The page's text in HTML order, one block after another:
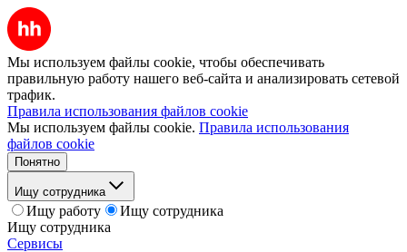
Мы используем файлы cookie, чтобы обеспечивать
правильную работу нашего веб-сайта и анализировать сетевой
трафик.
Правила использования файлов cookie
Мы используем файлы cookie. Правила использования
файлов cookie
Понятно
Ищу сотрудника
Ищу работу
Ищу сотрудника
Ищу сотрудника
Сервисы